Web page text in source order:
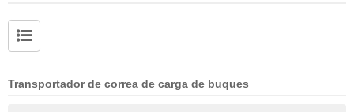
Transportador de correa de carga de buques